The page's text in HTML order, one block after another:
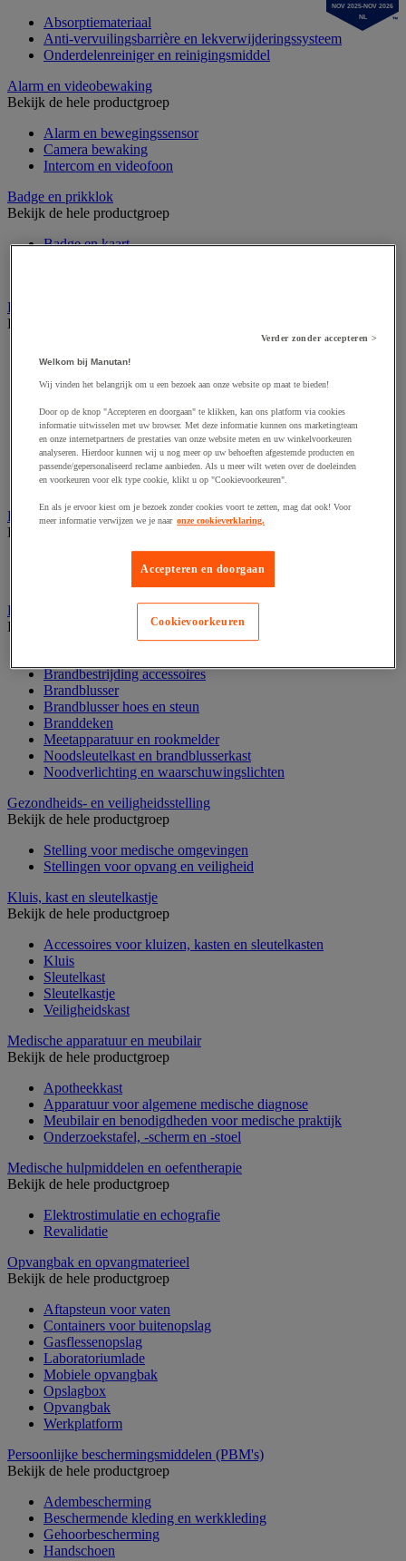
Absorptiemateriaal
Anti-vervuilingsbarrière en lekverwijderingssysteem
Onderdelenreiniger en reinigingsmiddel
Alarm en videobewaking
Bekijk de hele productgroep
Alarm en bewegingssensor
Camera bewaking
Intercom en videofoon
Badge en prikklok
Bekijk de hele productgroep
Badge en kaart
Barrière- en beschermingspaal
Bekijk de hele productgroep
Afzetpaal met bord
Afzetpaal met ketting
Beschermende afscherming
Beschermende rolbeugel
Modulaire afscherming
Muurhouder met riem
Signaalketting
Bescherming en demper
Bekijk de hele productgroep
Brandpreventie
Bekijk de hele productgroep
Brandbestrijding accessoires
Brandblusser
Brandblusser hoes en steun
Branddeken
Meetapparatuur en rookmelder
Noodsleutelkast en brandblusserkast
Noodverlichting en waarschuwingslichten
Gezondheids- en veiligheidsstelling
Bekijk de hele productgroep
Stelling voor medische omgevingen
Stellingen voor opvang en veiligheid
Kluis, kast en sleutelkastje
Bekijk de hele productgroep
Accessoires voor kluizen, kasten en sleutelkasten
Kluis
Sleutelkast
Sleutelkastje
Veiligheidskast
Medische apparatuur en meubilair
Bekijk de hele productgroep
Apotheekkast
Apparatuur voor algemene medische diagnose
Meubilair en benodigdheden voor medische praktijk
Onderzoekstafel, -scherm en -stoel
Medische hulpmiddelen en oefentherapie
Bekijk de hele productgroep
Elektrostimulatie en echografie
Revalidatie
Opvangbak en opvangmaterieel
Bekijk de hele productgroep
Aftapsteun voor vaten
Containers voor buitenopslag
Gasflessenopslag
Laboratoriumlade
Mobiele opvangbak
Opslagbox
Opvangbak
Werkplatform
Persoonlijke beschermingsmiddelen (PBM's)
Bekijk de hele productgroep
Adembescherming
Beschermende kleding en werkkleding
Gehoorbescherming
Handschoen
NOV 2025-NOV 2026
NL
Verder zonder accepteren >
Welkom bij Manutan!
Wij vinden het belangrijk om u een bezoek aan onze website op maat te bieden!
Door op de knop "Accepteren en doorgaan" te klikken, kan ons platform via cookies
informatie uitwisselen met uw browser. Met deze informatie kunnen ons marketingteam
en onze internetpartners de prestaties van onze website meten en uw winkelvoorkeuren
analyseren. Hierdoor kunnen wij u nog meer op uw behoeften afgestemde producten en
passende/gepersonaliseerd reclame aanbieden. Als u meer wilt weten over de doeleinden
en voorkeuren voor elk type cookie, klikt u op "Cookievoorkeuren".
En als je ervoor kiest om je bezoek zonder cookies voort te zetten, mag dat ook! Voor
meer informatie verwijzen we je naar onze cookieverklaring.
Accepteren en doorgaan
Cookievoorkeuren